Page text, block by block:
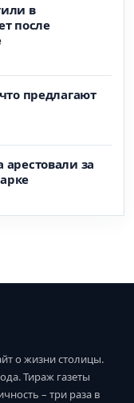
в
после
предлагают
арестовали за
о жизни столицы.
Тираж газеты
– три раза в